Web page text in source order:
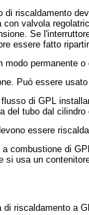
riscaldamento
valvola
Se
essere fatto
permanente
Può essere
di GPL
tubo dal
essere
di
usa un
a